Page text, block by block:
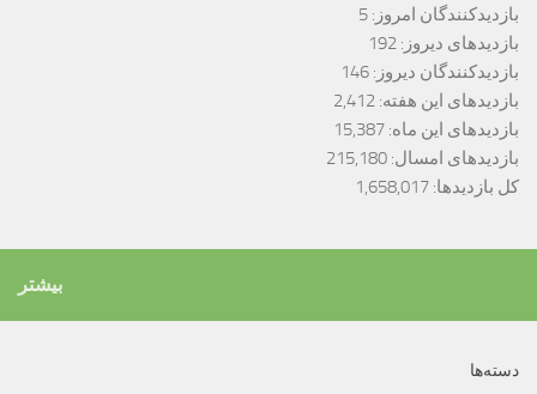
بازدیدکنندگان امروز: 5
بازدیدهای دیروز: 192
بازدیدکنندگان دیروز: 146
بازدیدهای این هفته: 2,412
بازدیدهای این ماه: 15,387
بازدیدهای امسال: 215,180
کل بازدیدها: 1,658,017
بیشتر
دسته‌ها